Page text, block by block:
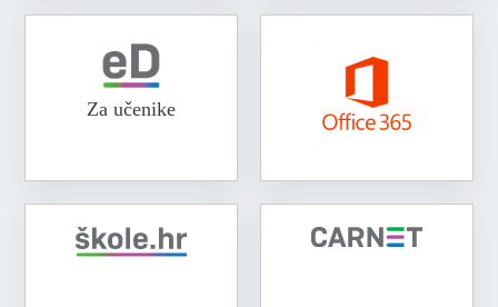
Za učenike